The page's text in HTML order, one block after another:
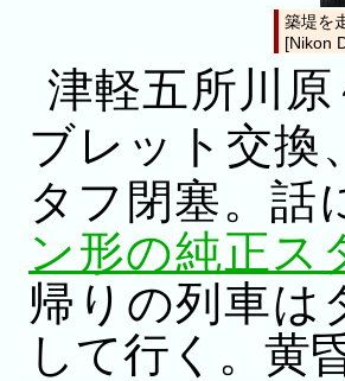
築堤を
[Nikon
津軽五所川原
ブレット交換
タフ閉塞。話
ン形の純正ス
帰りの列車は
して行く。黄